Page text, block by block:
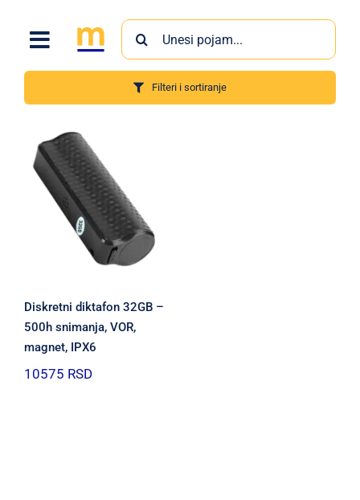
content
Search
for:
Filteri i sortiranje
Diskretni diktafon 32GB –
500h snimanja, VOR,
magnet, IPX6
10575 RSD
Proizvodi